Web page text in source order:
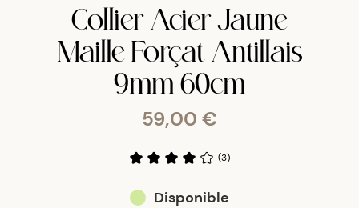
Collier Acier Jaune
Maille Forçat Antillais
9mm 60cm
59,00 €
(3)
Disponible